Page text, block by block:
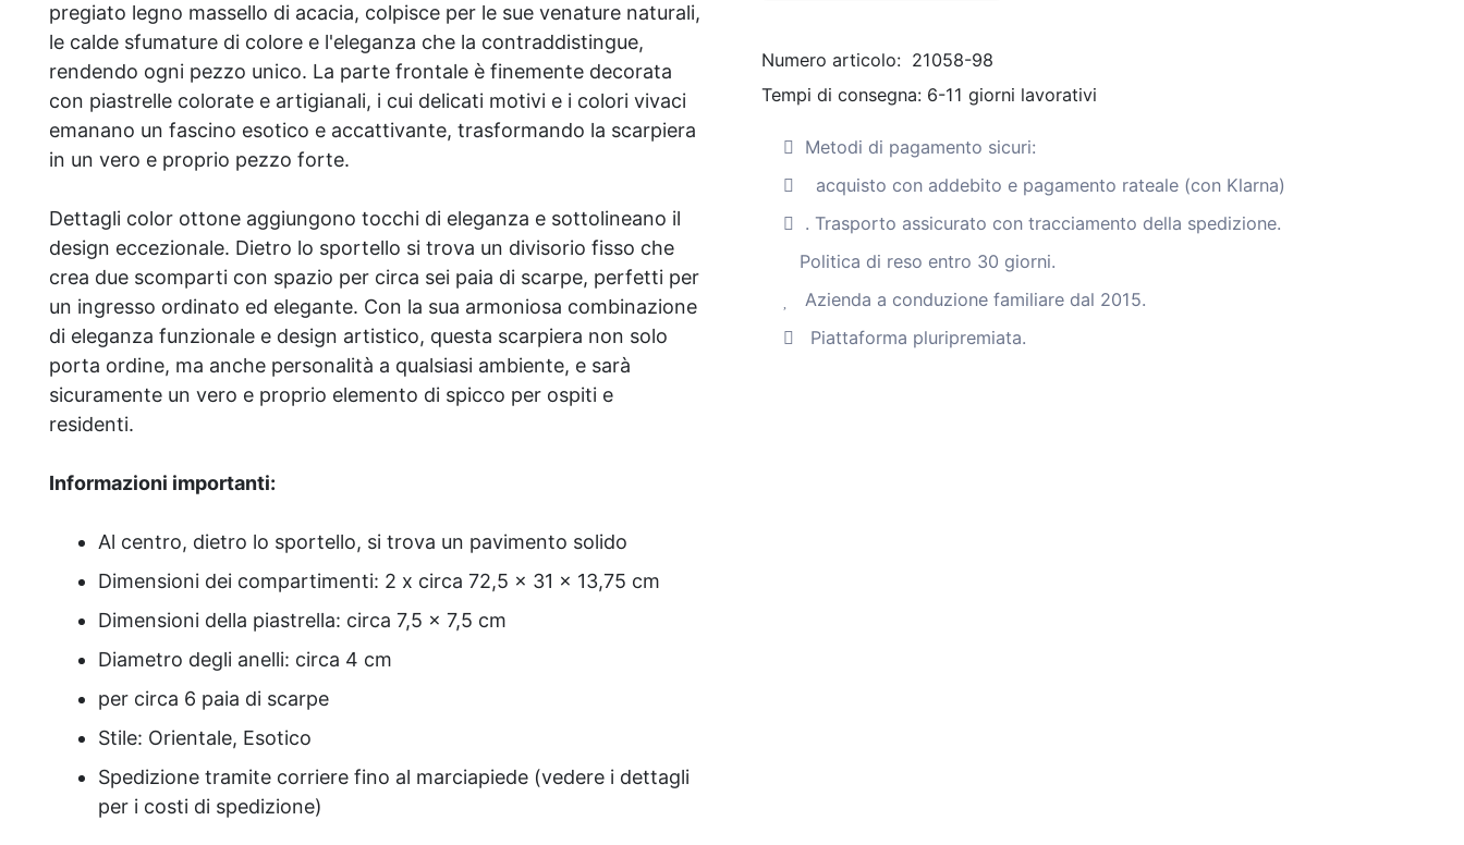
pregiato legno massello di acacia, colpisce per le sue venature naturali,
le calde sfumature di colore e l'eleganza che la contraddistingue,
rendendo ogni pezzo unico. La parte frontale è finemente decorata
con piastrelle colorate e artigianali, i cui delicati motivi e i colori vivaci
emanano un fascino esotico e accattivante, trasformando la scarpiera
in un vero e proprio pezzo forte.
Dettagli color ottone aggiungono tocchi di eleganza e sottolineano il
design eccezionale. Dietro lo sportello si trova un divisorio fisso che
crea due scomparti con spazio per circa sei paia di scarpe, perfetti per
un ingresso ordinato ed elegante. Con la sua armoniosa combinazione
di eleganza funzionale e design artistico, questa scarpiera non solo
porta ordine, ma anche personalità a qualsiasi ambiente, e sarà
sicuramente un vero e proprio elemento di spicco per ospiti e
residenti.
Informazioni importanti:
Al centro, dietro lo sportello, si trova un pavimento solido
Dimensioni dei compartimenti: 2 x circa 72,5 x 31 x 13,75 cm
Dimensioni della piastrella: circa 7,5 x 7,5 cm
Diametro degli anelli: circa 4 cm
per circa 6 paia di scarpe
Stile: Orientale, Esotico
Spedizione tramite corriere fino al marciapiede (vedere i dettagli
per i costi di spedizione)
legno
massello
con
anta,
fatte
Numero articolo: 21058-98
Tempi di consegna: 6-11 giorni lavorativi
Metodi di pagamento sicuri:
acquisto con addebito e pagamento rateale (con Klarna)
. Trasporto assicurato con tracciamento della spedizione.
Politica di reso entro 30 giorni.
Azienda a conduzione familiare dal 2015.
Piattaforma pluripremiata.